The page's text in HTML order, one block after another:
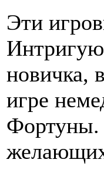
Эти
новичка,
игре
Фортуны.